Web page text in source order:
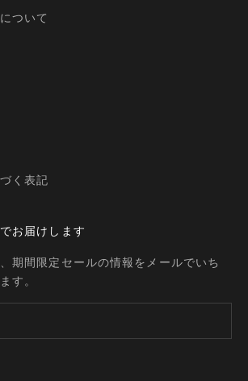
ついて
く表記
お届けします
期間限定セールの情報をメールでいち
す。